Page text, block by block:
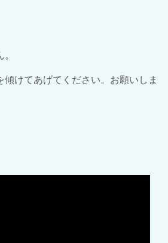
傾けてあげてください。お願いしま